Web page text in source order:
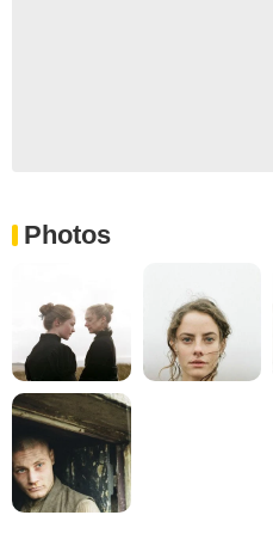
Photos